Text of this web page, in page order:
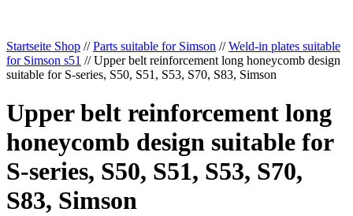
Startseite Shop //Parts suitable for Simson //Weld-in plates suitable
for Simson s51 // Upper belt reinforcement long honeycomb design
suitable for S-series, S50, S51, S53, S70, S83, Simson
Upper belt reinforcement long
honeycomb design suitable for
S-series, S50, S51, S53, S70,
S83, Simson